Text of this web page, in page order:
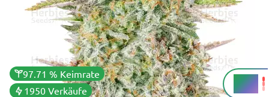
97.71 % Keimrate
1950 Verkäufe
25 %
THC